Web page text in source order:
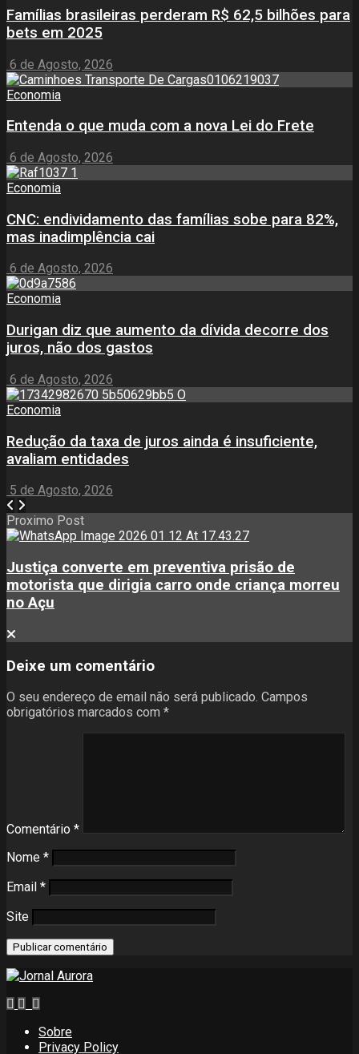
Famílias brasileiras perderam R$ 62,5 bilhões para
bets em 2025
6 de Agosto, 2026
Economia
Entenda o que muda com a nova Lei do Frete
6 de Agosto, 2026
Economia
CNC: endividamento das famílias sobe para 82%,
mas inadimplência cai
6 de Agosto, 2026
Economia
Durigan diz que aumento da dívida decorre dos
juros, não dos gastos
6 de Agosto, 2026
Economia
Redução da taxa de juros ainda é insuficiente,
avaliam entidades
5 de Agosto, 2026
Proximo Post
Justiça converte em preventiva prisão de
motorista que dirigia carro onde criança morreu
no Açu
Deixe um comentário
O seu endereço de email não será publicado. Campos
obrigatórios marcados com *
Comentário *
Nome *
Email *
Site
Sobre
Privacy Policy